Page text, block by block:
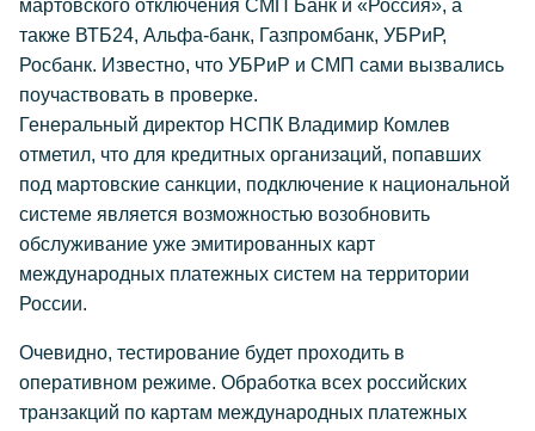
мартовского отключения СМП Банк и «Россия», а
также ВТБ24, Альфа-банк, Газпромбанк, УБРиР,
Росбанк. Известно, что УБРиР и СМП сами вызвались
поучаствовать в проверке.
Генеральный директор НСПК Владимир Комлев
отметил, что для кредитных организаций, попавших
под мартовские санкции, подключение к национальной
системе является возможностью возобновить
обслуживание уже эмитированных карт
международных платежных систем на территории
России.
Очевидно, тестирование будет проходить в
оперативном режиме. Обработка всех российских
транзакций по картам международных платежных